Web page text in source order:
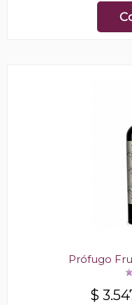
Prófugo
$